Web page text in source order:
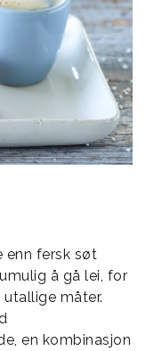
enn fersk søt
å gå lei, for
måter.
en kombinasjon